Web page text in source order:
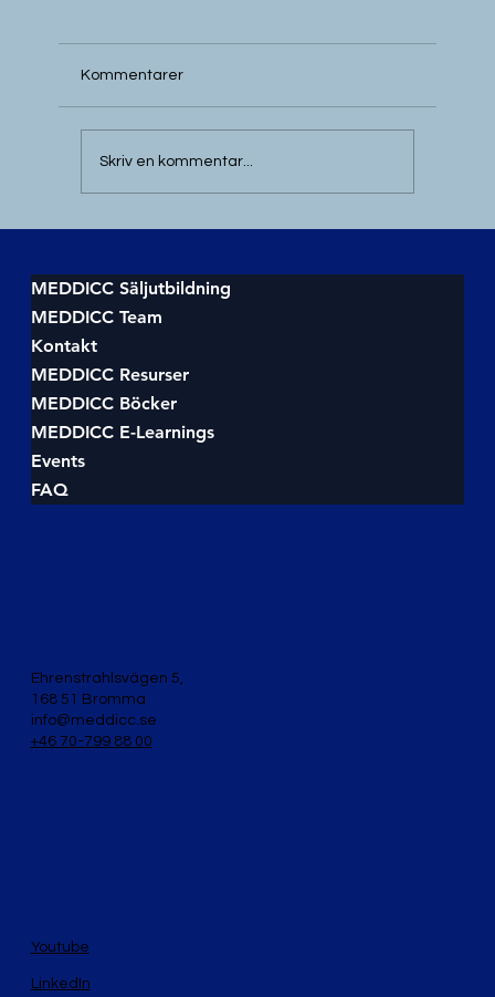
Kommentarer
Skriv en kommentar...
MEDDICC Säljutbildning
MEDDICC Team
Kontakt
MEDDICC Resurser
MEDDICC Böcker
MEDDICC E-Learnings
Events
FAQ
Ehrenstrahlsvägen 5,
168 51 Bromma
info@meddicc.se
+46 70-799 88 00
LinkedIn
Youtube